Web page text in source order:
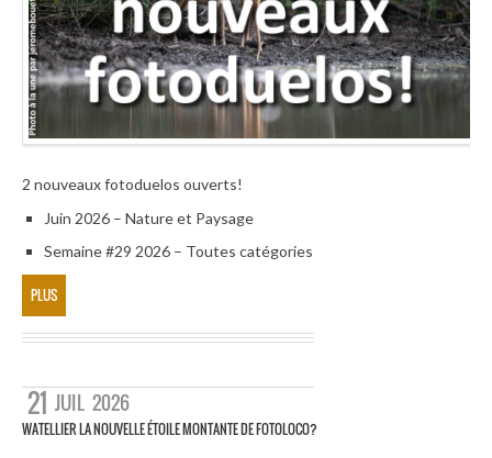
2 nouveaux fotoduelos ouverts!
Juin 2026 – Nature et Paysage
Semaine #29 2026 – Toutes catégories
PLUS
21 JUIL 2026
WATELLIER LA NOUVELLE ÉTOILE MONTANTE DE FOTOLOCO?